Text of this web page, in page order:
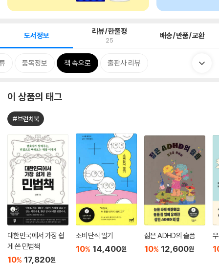
도서정보 리뷰/한줄평
25 배송/반품/교환
품목정보 책 속으로 출판사 리뷰
이 상품의 태그
#브런치북
대한민국에서 가장 쉽
게 쓴 민법책
10% 17,820원
소비단식 일기
10% 14,400원
젊은 ADHD의 슬픔
10% 12,600원